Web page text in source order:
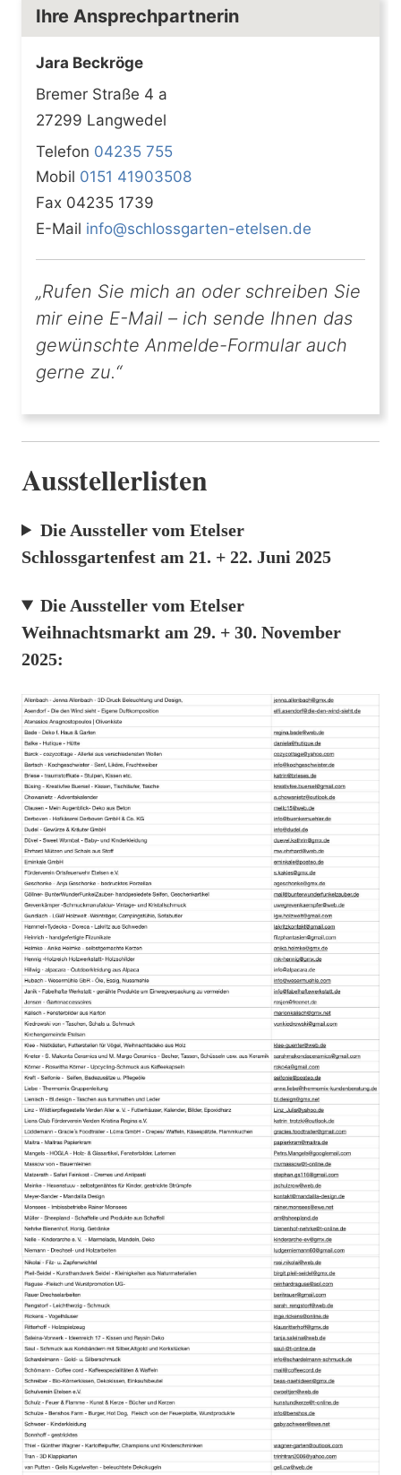
Ihre Ansprechpartnerin
Jara Beckröge
Bremer Straße 4 a
27299 Langwedel
Telefon 04235 755
Mobil 0151 41903508
Fax 04235 1739
E-Mail info@schlossgarten-etelsen.de
„Rufen Sie mich an oder schreiben Sie
mir eine E-Mail – ich sende Ihnen das
gewünschte Anmelde-Formular auch
gerne zu.“
Ausstellerlisten
Die Aussteller vom Etelser
Schlossgartenfest am 21. + 22. Juni 2025
Die Aussteller vom Etelser
Weihnachtsmarkt am 29. + 30. November
2025: